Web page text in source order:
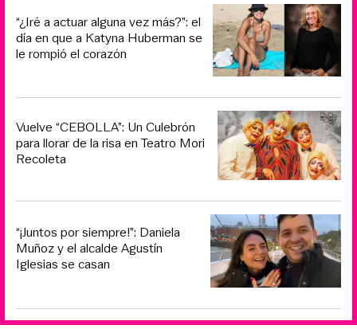
“¿Iré a actuar alguna vez más?”: el
día en que a Katyna Huberman se
le rompió el corazón
Vuelve “CEBOLLA”: Un Culebrón
para llorar de la risa en Teatro Mori
Recoleta
“¡Juntos por siempre!”: Daniela
Muñoz y el alcalde Agustín
Iglesias se casan